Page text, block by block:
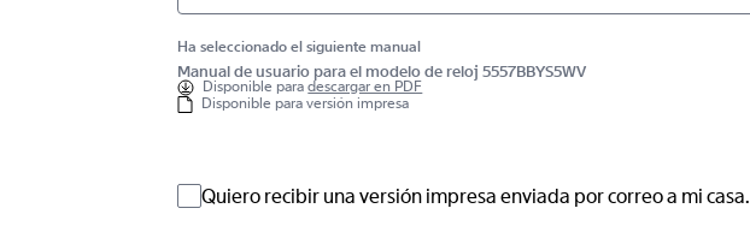
Ha seleccionado el siguiente manual
Manual de usuario para el modelo de reloj 5557BBYS5WV
Disponible paradescargar en PDF
Disponible para versión impresa
Quiero recibir una versión impresa enviada por correo a mi casa.